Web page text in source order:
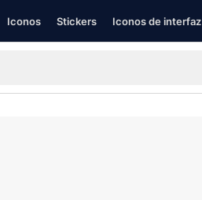
Iconos Stickers Iconos de interfaz